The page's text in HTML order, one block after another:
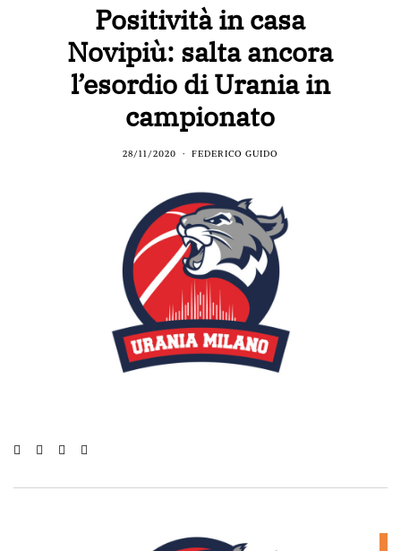
Positività in casa
Novipiù: salta ancora
l’esordio di Urania in
campionato
28/11/2020 FEDERICO GUIDO